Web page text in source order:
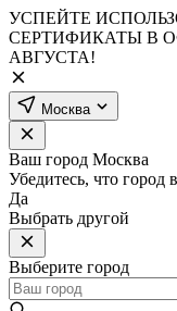
УСПЕЙТЕ
СЕРТИФИКАТЫ В
АВГУСТА!
Москва
Ваш город Москва
Убедитесь, что город
Да
Выбрать другой
Выберите город